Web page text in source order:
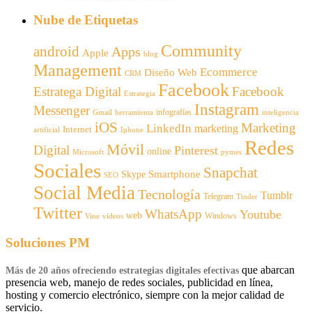
Nube de Etiquetas
android Apple Apps blog Community
Management CRM Diseño Web Ecommerce
Estratega Digital Estrategia FacebookFacebook
Messenger Gmail herramienta infografías Instagram inteligencia
artificial Internet iOS Iphone LinkedIn marketing Marketing
Digital Microsoft Móvil online Pinterest pymes Redes
Sociales SEO Skype Smartphone Snapchat
Social Media Tecnología Telegram Tinder Tumblr
Twitter Vine vídeos web WhatsApp Windows Youtube
Soluciones PM
Más de 20 años ofreciendo estrategias digitales efectivas que abarcan
presencia web, manejo de redes sociales, publicidad en línea,
hosting y comercio electrónico, siempre con la mejor calidad de
servicio.